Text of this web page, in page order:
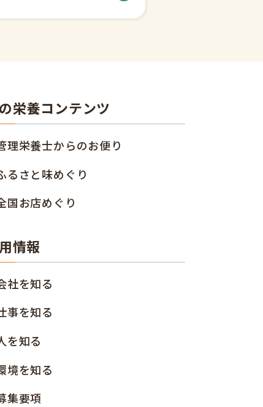
栄養コンテンツ
理栄養士からのお便り
るさと味めぐり
国お店めぐり
情報
社を知る
事を知る
を知る
境を知る
集要項